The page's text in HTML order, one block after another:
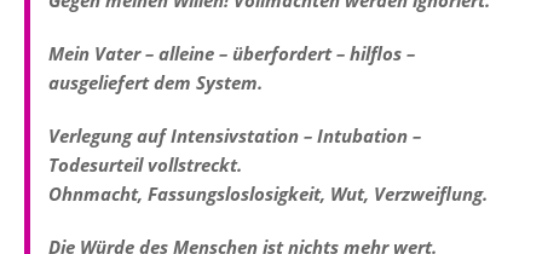
Mein Vater – alleine – überfordert – hilflos –
ausgeliefert dem System.
Verlegung auf Intensivstation – Intubation –
Todesurteil vollstreckt.
Ohnmacht, Fassungsloslosigkeit, Wut, Verzweiflung.
Die Würde des Menschen ist nichts mehr wert.